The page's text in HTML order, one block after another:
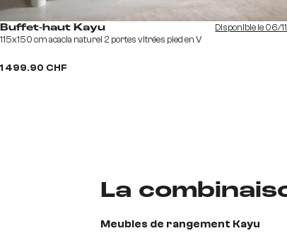
Buffet-haut Kayu
115x150 cm acacia naturel 2 portes vitrées pied en V
1 499.90 CHF
Disponible le 06/
La
Meubles de rangement Kayu